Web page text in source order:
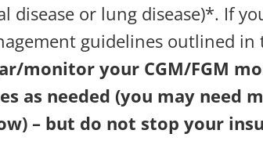
disease or lung disease)*. If
guidelines outlined in
monitor your CGM/FGM
as needed (you may need
– but do not stop your